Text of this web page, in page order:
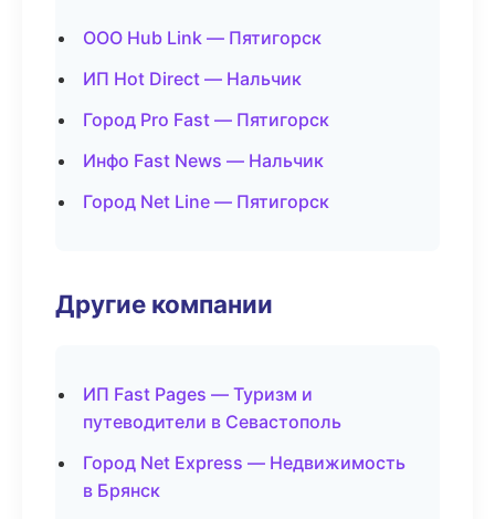
ООО Hub Link — Пятигорск
ИП Hot Direct — Нальчик
Город Pro Fast — Пятигорск
Инфо Fast News — Нальчик
Город Net Line — Пятигорск
Другие компании
ИП Fast Pages — Туризм и
путеводители в Севастополь
Город Net Express — Недвижимость
в Брянск